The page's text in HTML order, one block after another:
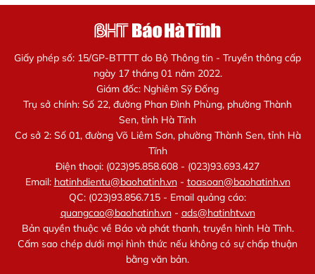
Giấy phép số: 15/GP-BTTTT do Bộ Thông tin - Truyền thông cấp
ngày 17 tháng 01 năm 2022.
Giám đốc: Nghiêm Sỹ Đống
Trụ sở chính: Số 22, đường Phan Đình Phùng, phường Thành
Sen, tỉnh Hà Tĩnh
Cơ sở 2: Số 01, đường Võ Liêm Sơn, phường Thành Sen, tỉnh Hà
Tĩnh
Điện thoại: (023)95.858.608 - (023)93.693.427
Email: hatinhdientu@baohatinh.vn- toasoan@baohatinh.vn
QC: (023)93.856.715 - Email quảng cáo:
quangcao@baohatinh.vn- ads@hatinhtv.vn
Bản quyền thuộc về Báo và phát thanh, truyền hình Hà Tĩnh.
Cấm sao chép dưới mọi hình thức nếu không có sự chấp thuận
bằng văn bản.